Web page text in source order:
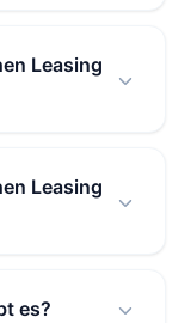
Leasing
Leasing
es?